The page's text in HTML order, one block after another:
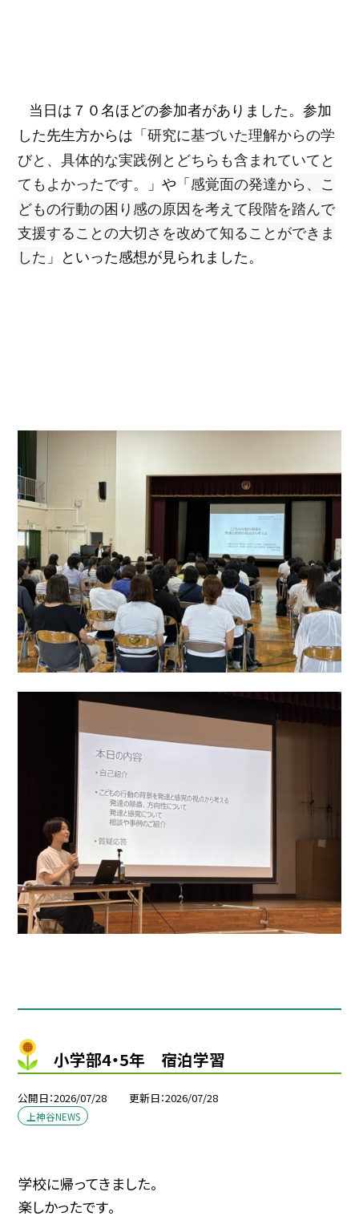
当日は７０名ほどの参加者がありました。参加
した先生方からは「研究に基づいた理解からの学
びと、具体的な実践例とどちらも含まれていてと
てもよかったです。
」や「 感覚面の発達から、こ
どもの行動の困り感の原因を考えて段階を踏んで
支援することの大切さを改めて知ることができま
した 」といった感想が見られました。
小学部4・5年 宿泊学習
公開日 2026/07/28 更新日 2026/07/28
上神谷NEWS
学校に帰ってきました。
楽しかったです。